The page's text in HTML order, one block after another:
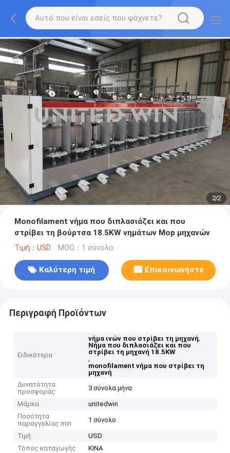
2/2
Monofilament νήμα που διπλασιάζει και που
στρίβει τη βούρτσα 18.5KW νημάτων Mop μηχανών
Τιμή：USD MOQ：1 σύνολο
Καλύτερη τιμή Επικοινωνήστε
Περιγραφή Προϊόντων
Ειδικότερα
νήμα ινών που στρίβει τη μηχανή,
Νήμα που διπλασιάζει και που
στρίβει τη μηχανή 18.5KW
,
monofilament νήμα που στρίβει τη
μηχανή
Δυνατότητα
προσφοράς
3 σύνολα μήνα
Μάρκα
unitedwin
Ποσότητα
παραγγελίας min
1 σύνολο
Τιμή
USD
Τόπος καταγωγής
ΚΙΝΑ